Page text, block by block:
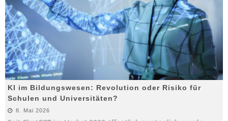
KI im Bildungswesen: Revolution oder Risiko für
Schulen und Universitäten?
8. Mai 2026